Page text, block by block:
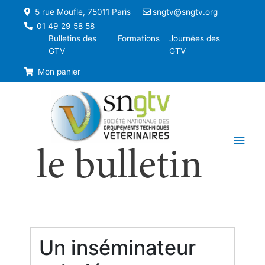
5 rue Moufle, 75011 Paris
sngtv@sngtv.org
01 49 29 58 58
Bulletins des
GTV
Formations
Journées des
GTV
Mon panier
le bulletin
Un inséminateur